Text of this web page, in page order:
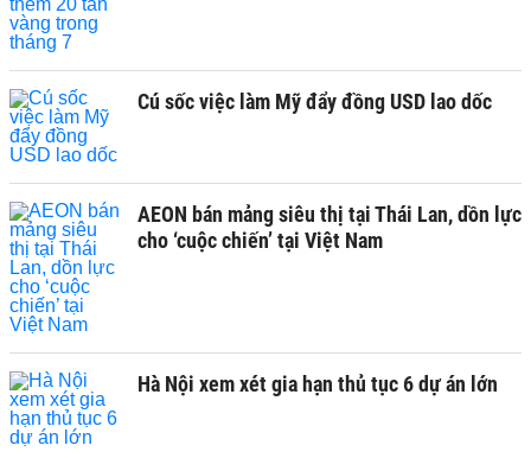
Cú sốc việc làm Mỹ đẩy đồng USD lao dốc
AEON bán mảng siêu thị tại Thái Lan, dồn lực
cho ‘cuộc chiến’ tại Việt Nam
Hà Nội xem xét gia hạn thủ tục 6 dự án lớn